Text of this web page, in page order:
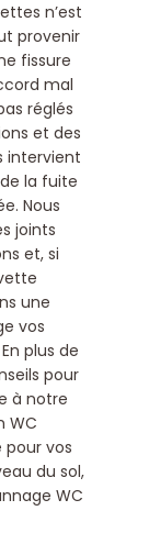
n’est
provenir
fissure
mal
réglés
et des
intervient
la fuite
Nous
joints
et, si
une
vos
plus de
pour
à notre
WC
vos
du sol,
WC